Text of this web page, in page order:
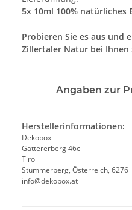
5x 10ml 100% natürliches
Probieren Sie es aus und
Zillertaler Natur bei Ihnen
Angaben zur
Herstellerinformationen:
Dekobox
Gattererberg 46c
Tirol
Stummerberg, Österreich, 6276
info@dekobox.at